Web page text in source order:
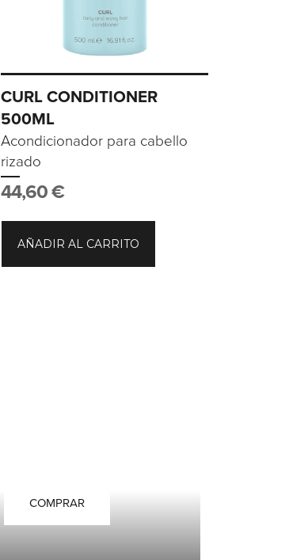
CURL CONDITIONER
500ML
Acondicionador para cabello
rizado
44,60€
AÑADIR AL CARRITO
COMPRAR